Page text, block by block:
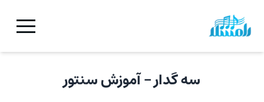
سه گدار- آموزشسنتور